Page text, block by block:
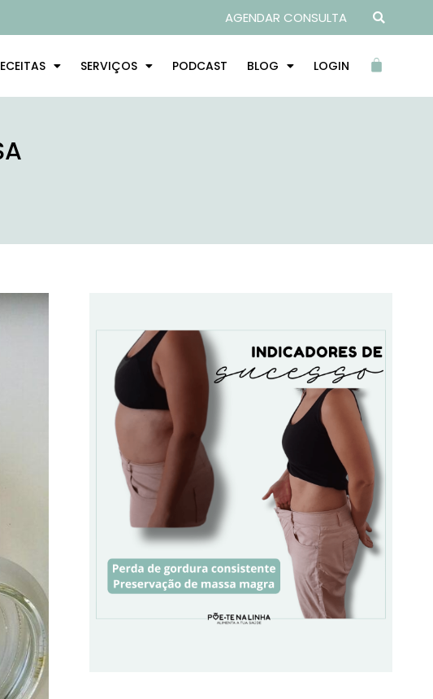
AGENDAR CONSULTA
SERVIÇOS PODCAST BLOG LOGIN